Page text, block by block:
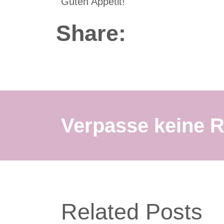
Share:
Verpasse keine
Related Posts